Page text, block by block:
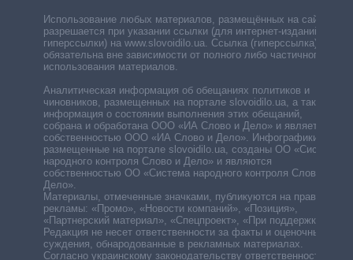
Использование любых материалов, размещённых на сайте,
разрешается при указании ссылки (для интернет-изданий —
гиперссылки) на www.slovoidilo.ua. Ссылка (гиперссылка)
обязательна вне зависимости от полного либо частичного
использования материалов.
Аналитическая информация об обещаниях политиков и
чиновников, размещенных на портале slovoidilo.ua, а также
информация о состоянии выполнения этих обещаний,
собрана и обработана ООО «ИА Слово и Дело» и является
собственностью ООО «ИА Слово и Дело». Инфографики,
размещенные на портале slovoidilo.ua, созданы ОО «Система
народного контроля Слово и Дело» и являются
собственностью ОО «Система народного контроля Слово и
Дело».
Материалы, отмеченные значками, публикуются на правах
рекламы: «Промо», «Новости компаний», «Позиция»,
«Партнерский материал», «Спецпроект», «При поддержке».
Редакция не несет ответственности за факты и оценочные
суждения, обнародованные в рекламных материалах.
Согласно украинскому законодательству ответственность за